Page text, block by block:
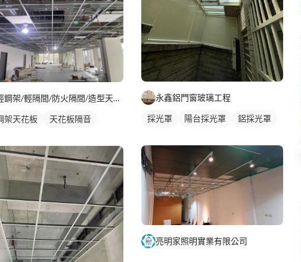
輕鋼架/輕隔間/防火隔間/造型天花/自工價廉
架天花板 天花板隔音
永鑫鋁門窗玻璃工程
採光罩 陽台採光罩 鋁採光罩
亮明家照明實業有限公司